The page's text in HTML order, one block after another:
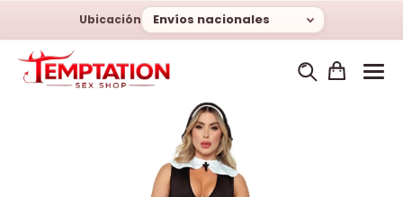
Ubicación Envíos nacionales